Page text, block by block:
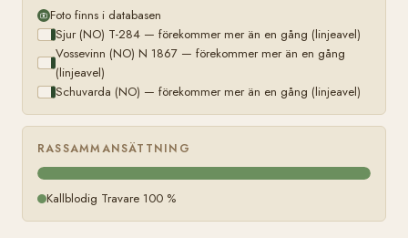
Foto finns i databasen
Sjur (NO) T-284 — förekommer mer än en gång (linjeavel)
Vossevinn (NO) N 1867 — förekommer mer än en gång
(linjeavel)
Schuvarda (NO) — förekommer mer än en gång (linjeavel)
RASSAMMANSÄTTNING
Kallblodig Travare 100 %